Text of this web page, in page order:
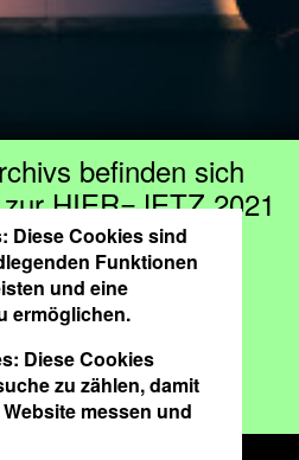
befinden sich
HIER=JETZ 2021
im Schwere
Fotografien,
Plakate,
und
zur Einsicht
für diese Website.
Diese Cookies sind
Funktionen
und eine
ermöglichen.
Diese Cookies
zu zählen, damit
messen und